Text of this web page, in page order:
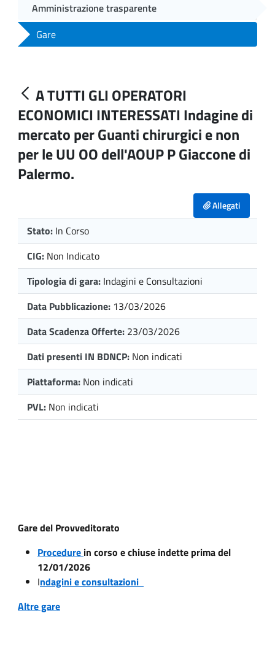
Amministrazione trasparente
Gare
A TUTTI GLI OPERATORI
ECONOMICI INTERESSATI Indagine di
mercato per Guanti chirurgici e non
per le UU OO dell'AOUP P Giaccone di
Palermo.
Allegati
Stato: In Corso
CIG: Non Indicato
Tipologia di gara: Indagini e Consultazioni
Data Pubblicazione: 13/03/2026
Data Scadenza Offerte: 23/03/2026
Dati presenti IN BDNCP: Non indicati
Piattaforma: Non indicati
PVL: Non indicati
Gare del Provveditorato
Procedure in corso e chiuse indette prima del
12/01/2026
Indagini e consultazioni
Altre gare